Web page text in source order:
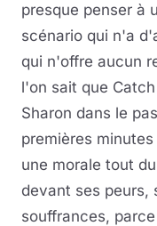
presque penser à
scénario qui n'a
qui n'offre aucun
l'on sait que
Sharon dans le
premières
une morale tout
devant ses peurs,
souffrances,